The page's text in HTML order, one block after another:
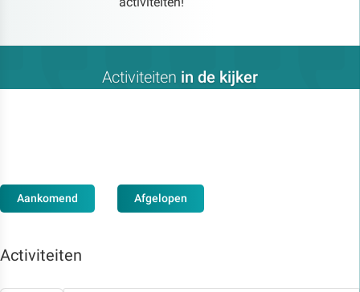
Activiteiten in de kijker
Aankomend Afgelopen
Activiteiten